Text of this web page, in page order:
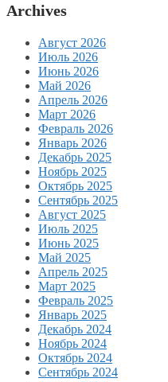
Archives
Август 2026
Июль 2026
Июнь 2026
Май 2026
Апрель 2026
Март 2026
Февраль 2026
Январь 2026
Декабрь 2025
Ноябрь 2025
Октябрь 2025
Сентябрь 2025
Август 2025
Июль 2025
Июнь 2025
Май 2025
Апрель 2025
Март 2025
Февраль 2025
Январь 2025
Декабрь 2024
Ноябрь 2024
Октябрь 2024
Сентябрь 2024